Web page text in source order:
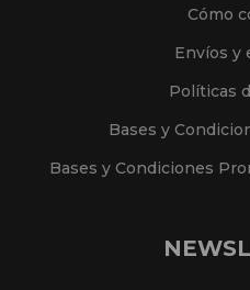
Cómo
Envíos y
Políticas
Bases y
Bases y Condiciones